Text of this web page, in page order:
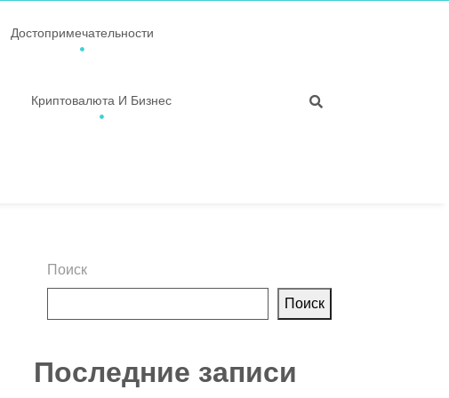
Достопримечательности
Криптовалюта И Бизнес
Поиск
Поиск
Последние записи